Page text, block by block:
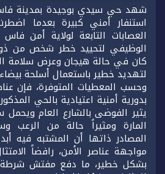
شهد حي سيدي بوجيدة بمدينة
استنفار أمني كبيرة بعدما
العصابات التابعة لولاية أمن
الوظيفي لتحييد خطر شخص من
كان في حالة هيجان وعرض سلامة
لتهديد خطير باستعمال أسلحة
وحسب المعطيات المتوفرة، فإن
بدورية أمنية اعتيادية بالحي
يثير الفوضى بالشارع العام
المارة ومثيراً حالة من الرعب
المصادر ذاتها أن المشتبه فيه
مواجهة عناصر الأمن، رافضاً
بشكل خطير، ما دفع مفتش